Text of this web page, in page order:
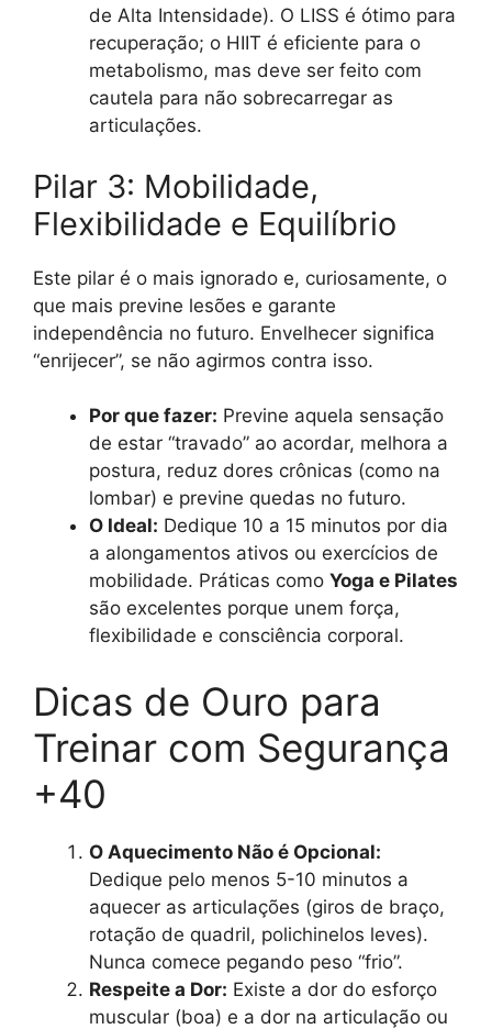
de Alta Intensidade). O LISS é ótimo para
recuperação; o HIIT é eficiente para o
metabolismo, mas deve ser feito com
cautela para não sobrecarregar as
articulações.
Pilar 3: Mobilidade,
Flexibilidade e Equilíbrio
Este pilar é o mais ignorado e, curiosamente, o
que mais previne lesões e garante
independência no futuro. Envelhecer significa
“enrijecer”, se não agirmos contra isso.
Por que fazer: Previne aquela sensação
de estar “travado” ao acordar, melhora a
postura, reduz dores crônicas (como na
lombar) e previne quedas no futuro.
O Ideal: Dedique 10 a 15 minutos por dia
a alongamentos ativos ou exercícios de
mobilidade. Práticas como Yoga e Pilates
são excelentes porque unem força,
flexibilidade e consciência corporal.
Dicas de Ouro para
Treinar com Segurança
+40
O Aquecimento Não é Opcional:
Dedique pelo menos 5-10 minutos a
aquecer as articulações (giros de braço,
rotação de quadril, polichinelos leves).
Nunca comece pegando peso “frio”.
Respeite a Dor: Existe a dor do esforço
muscular (boa) e a dor na articulação ou